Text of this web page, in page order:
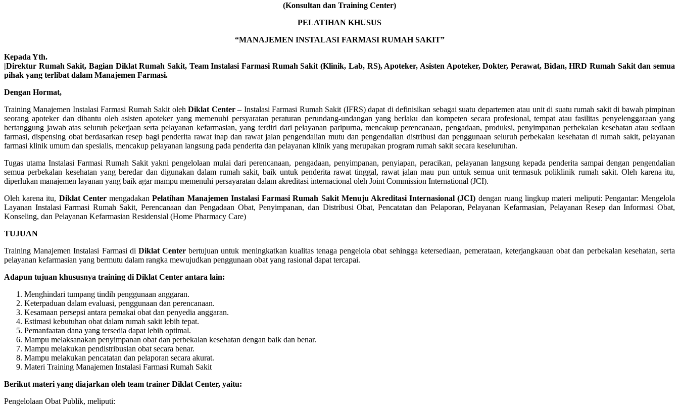
(Konsultan dan Training Center)
PELATIHAN KHUSUS
“MANAJEMEN INSTALASI FARMASI RUMAH SAKIT”
Kepada Yth.
|Direktur Rumah Sakit, Bagian Diklat Rumah Sakit, Team Instalasi Farmasi Rumah Sakit (Klinik, Lab, RS), Apoteker, Asisten Apoteker, Dokter, Perawat, Bidan, HRD Rumah Sakit dan semua
pihak yang terlibat dalam Manajemen Farmasi.
Dengan Hormat,
Training Manajemen Instalasi Farmasi Rumah Sakit olehDiklat Center– Instalasi Farmasi Rumah Sakit (IFRS) dapat di definisikan sebagai suatu departemen atau unit di suatu rumah sakit di bawah pimpinan
seorang apoteker dan dibantu oleh asisten apoteker yang memenuhi persyaratan peraturan perundang-undangan yang berlaku dan kompeten secara profesional, tempat atau fasilitas penyelenggaraan yang
bertanggung jawab atas seluruh pekerjaan serta pelayanan kefarmasian, yang terdiri dari pelayanan paripurna, mencakup perencanaan, pengadaan, produksi, penyimpanan perbekalan kesehatan atau sediaan
farmasi, dispensing obat berdasarkan resep bagi penderita rawat inap dan rawat jalan pengendalian mutu dan pengendalian distribusi dan penggunaan seluruh perbekalan kesehatan di rumah sakit, pelayanan
farmasi klinik umum dan spesialis, mencakup pelayanan langsung pada penderita dan pelayanan klinik yang merupakan program rumah sakit secara keseluruhan.
Tugas utama Instalasi Farmasi Rumah Sakit yakni pengelolaan mulai dari perencanaan, pengadaan, penyimpanan, penyiapan, peracikan, pelayanan langsung kepada penderita sampai dengan pengendalian
semua perbekalan kesehatan yang beredar dan digunakan dalam rumah sakit, baik untuk penderita rawat tinggal, rawat jalan mau pun untuk semua unit termasuk poliklinik rumah sakit. Oleh karena itu,
diperlukan manajemen layanan yang baik agar mampu memenuhi persayaratan dalam akreditasi internacional oleh Joint Commission International (JCI).
Oleh karena itu, Diklat CentermengadakanPelatihan Manajemen Instalasi Farmasi Rumah Sakit Menuju Akreditasi Internasional (JCI) dengan ruang lingkup materi meliputi: Pengantar: Mengelola
Layanan Instalasi Farmasi Rumah Sakit, Perencanaan dan Pengadaan Obat, Penyimpanan, dan Distribusi Obat, Pencatatan dan Pelaporan, Pelayanan Kefarmasian, Pelayanan Resep dan Informasi Obat,
Konseling, dan Pelayanan Kefarmasian Residensial (Home Pharmacy Care)
TUJUAN
Training Manajemen Instalasi Farmasi di Diklat Center bertujuan untuk meningkatkan kualitas tenaga pengelola obat sehingga ketersediaan, pemerataan, keterjangkauan obat dan perbekalan kesehatan, serta
pelayanan kefarmasian yang bermutu dalam rangka mewujudkan penggunaan obat yang rasional dapat tercapai.
Adapun tujuan khususnya training di Diklat Center antara lain:
Menghindari tumpang tindih penggunaan anggaran.
Keterpaduan dalam evaluasi, penggunaan dan perencanaan.
Kesamaan persepsi antara pemakai obat dan penyedia anggaran.
Estimasi kebutuhan obat dalam rumah sakit lebih tepat.
Pemanfaatan dana yang tersedia dapat lebih optimal.
Mampu melaksanakan penyimpanan obat dan perbekalan kesehatan dengan baik dan benar.
Mampu melakukan pendistribusian obat secara benar.
Mampu melakukan pencatatan dan pelaporan secara akurat.
Materi Training Manajemen Instalasi Farmasi Rumah Sakit
Berikut materi yang diajarkan oleh team trainer Diklat Center, yaitu:
Pengelolaan Obat Publik, meliputi: